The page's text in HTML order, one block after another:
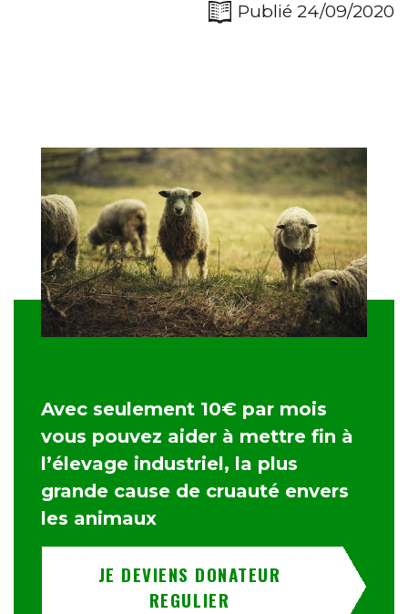
Publié 24/09/2020
Avec seulement 10€ par mois
vous pouvez aider à mettre fin à
l’élevage industriel, la plus
grande cause de cruauté envers
les animaux
JE DEVIENS DONATEUR
REGULIER